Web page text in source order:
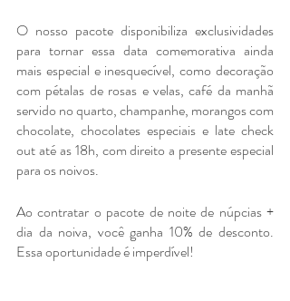
O nosso pacote disponibiliza exclusividades
para tornar essa data comemorativa ainda
mais especial e inesquecível, como decoração
com pétalas de rosas e velas, café da manhã
servido no quarto, champanhe, morangos com
chocolate, chocolates especiais e late check
out até as 18h, com direito a presente especial
para os noivos.
Ao contratar o pacote de noite de núpcias +
dia da noiva, você ganha 10% de desconto.
Essa oportunidade é imperdível!